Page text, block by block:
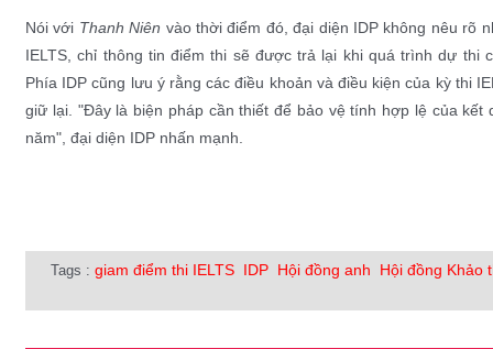
Nói với Thanh Niên vào thời điểm đó, đại diện IDP không nêu rõ
IELTS, chỉ thông tin điểm thi sẽ được trả lại khi quá trình dự thi
Phía IDP cũng lưu ý rằng các điều khoản và điều kiện của kỳ thi
giữ lại. "Đây là biện pháp cần thiết để bảo vệ tính hợp lệ của kết
năm", đại diện IDP nhấn mạnh.
Tags : giam điểm thi IELTS IDP Hội đồng anh Hội đồng Khảo